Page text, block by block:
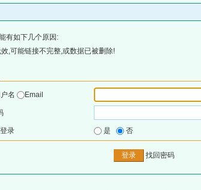
有如下几个原因:
,可能链接不完整,或数据已被删除!
户名
Email
录 是 否
找回密码